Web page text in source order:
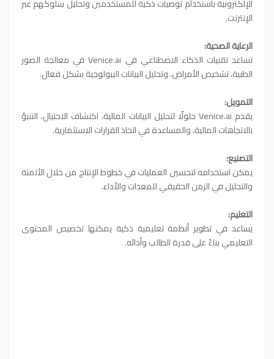
الإلكترونية باستخدام توصيات ذكية للمستخدمين وتحليل سلوكهم عبر
الإنترنت.
الرعاية الصحية:
تساعد تقنيات الذكاء الاصطناعي في Venice.ai في معالجة الصور
الطبية، تشخيص الأمراض، وتحليل البيانات البيولوجية بشكل فعال.
التمويل:
يقدم Venice.ai حلولًا لتحليل البيانات المالية، اكتشاف الاحتيال، التنبؤ
بالاتجاهات المالية، والمساعدة في اتخاذ القرارات الاستثمارية.
التصنيع:
يمكن استخدامه لتحسين العمليات في خطوط الإنتاج من خلال الأتمتة
والتحليل في الزمن الحقيقي للمعدات والأداء.
التعليم:
يساعد في تطوير أنظمة تعليمية ذكية يمكنها تخصيص المحتوى
التعليمي بناءً على قدرة الطالب وأدائه.